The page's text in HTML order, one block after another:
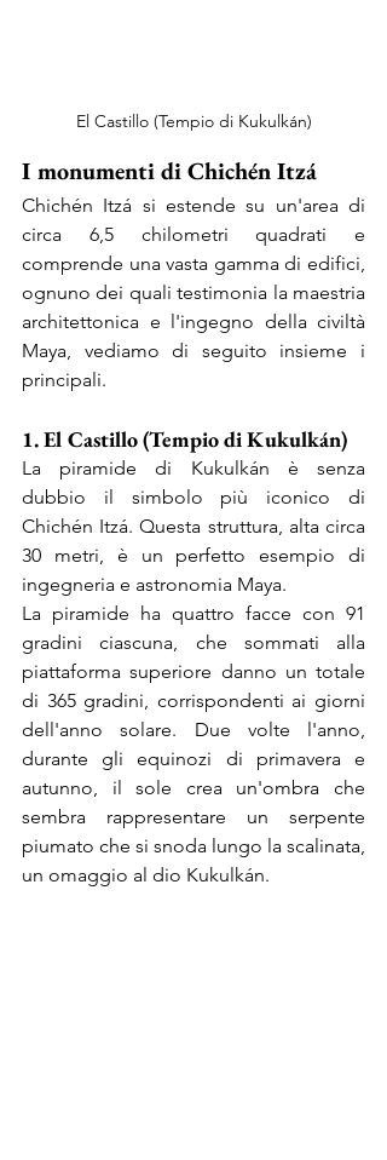
El Castillo (Tempio di Kukulkán)
I monumenti di Chichén Itzá
Chichén Itzá si estende su un'area di
circa 6,5 ​​chilometri quadrati e
comprende una vasta gamma di edifici,
ognuno dei quali testimonia la maestria
architettonica e l'ingegno della civiltà
Maya, vediamo di seguito insieme i
principali.
1. El Castillo (Tempio di Kukulkán)
La piramide di Kukulkán è senza
dubbio il simbolo più iconico di
Chichén Itzá. Questa struttura, alta circa
30 metri, è un perfetto esempio di
ingegneria e astronomia Maya.
La piramide ha quattro facce con 91
gradini ciascuna, che sommati alla
piattaforma superiore danno un totale
di 365 gradini, corrispondenti ai giorni
dell'anno solare. Due volte l'anno,
durante gli equinozi di primavera e
autunno, il sole crea un'ombra che
sembra rappresentare un serpente
piumato che si snoda lungo la scalinata,
un omaggio al dio Kukulkán.